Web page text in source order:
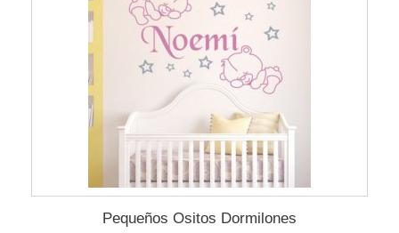
Pequeños Ositos Dormilones